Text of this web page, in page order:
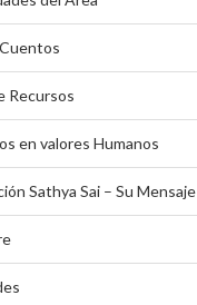
Recursos
en valores Humanos
Sathya Sai – Su Mensaje